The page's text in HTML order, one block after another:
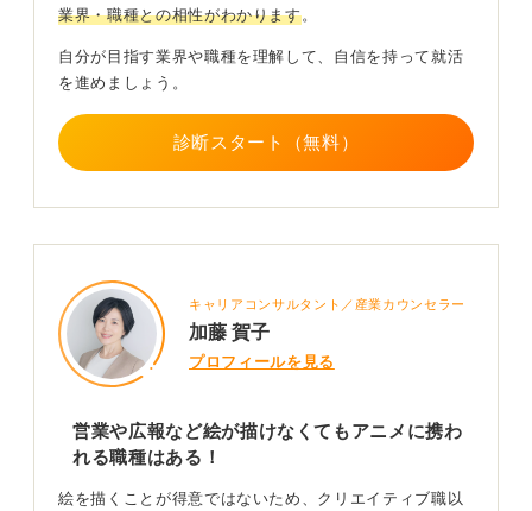
対策としては「なぜその会社なのか」「なぜその作品の
語れるように、エントリーシート（ES）や面接の準備を
徹底的におこなう必要があるでしょう。
実際に、面接で読み込んだ本を持参し、熱意を伝えて内
定を得たという話も聞きますよ。
業界・職種との相性がわかります。
自分が目指す業界や職種を理解して、自信を持って就活
を進めましょう。
診断スタート（無料）
キャリアコンサルタント／産業カウンセラー
加藤 賀子
プロフィールを見る
営業や広報など絵が描けなくてもアニメに携わ
れる職種はある！
絵を描くことが得意ではないため、クリエイティブ職以